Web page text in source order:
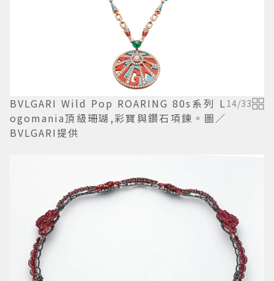
BVLGARI Wild Pop ROARING 80s系列 L
ogomania頂級珊瑚,彩寶與鑽石項鍊。圖／
BVLGARI提供
14/33